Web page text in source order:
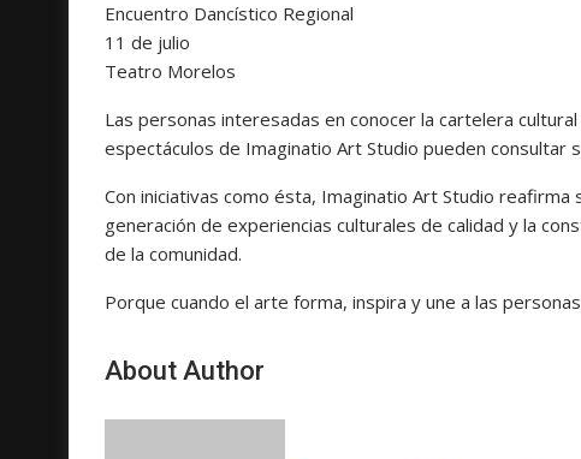
Encuentro Dancístico Regional
11 de julio
Teatro Morelos
Las personas interesadas en conocer la cartelera
espectáculos de Imaginatio Art Studio pueden consultar
Con iniciativas como ésta, Imaginatio Art Studio
generación de experiencias culturales de calidad y la
de la comunidad.
Porque cuando el arte forma, inspira y une a las
About Author